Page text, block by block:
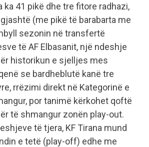
ka 41 pikë dhe tre fitore radhazi,
(me pikë të barabarta me
sezonin në transfertë
të AF Elbasanit, një ndeshje
historikun e sjelljes mes
se bardheblutë kanë tre
rrëzimi direkt në Kategorinë e
por tanimë kërkohet qoftë
të shmangur zonën play-out.
të tjera, KF Tirana mund
e tetë (play-off) edhe me